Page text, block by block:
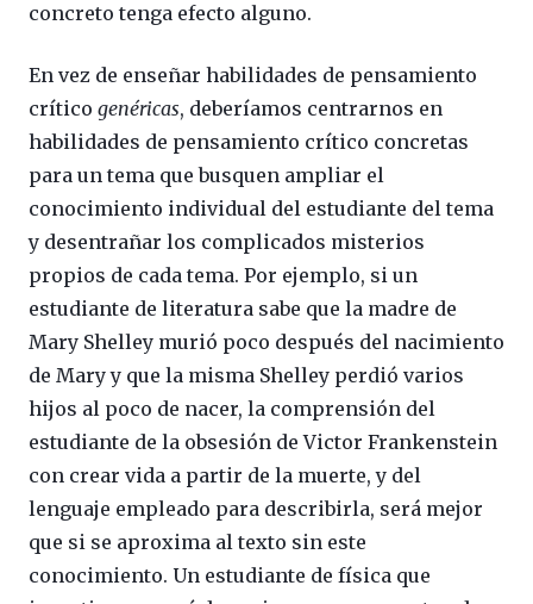
concreto tenga efecto alguno.
En vez de enseñar habilidades de pensamiento
crítico genéricas, deberíamos centrarnos en
habilidades de pensamiento crítico concretas
para un tema que busquen ampliar el
conocimiento individual del estudiante del tema
y desentrañar los complicados misterios
propios de cada tema. Por ejemplo, si un
estudiante de literatura sabe que la madre de
Mary Shelley murió poco después del nacimiento
de Mary y que la misma Shelley perdió varios
hijos al poco de nacer, la comprensión del
estudiante de la obsesión de Victor Frankenstein
con crear vida a partir de la muerte, y del
lenguaje empleado para describirla, será mejor
que si se aproxima al texto sin este
conocimiento. Un estudiante de física que